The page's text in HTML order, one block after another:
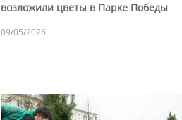
возложили цветы в Парке Победы
09/05/2026